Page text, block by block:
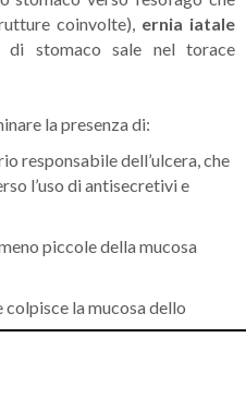
coinvolte), ernia iatale
stomaco sale nel torace
la presenza di:
responsabile dell’ulcera, che
l’uso di antisecretivi e
piccole della mucosa
colpisce la mucosa dello